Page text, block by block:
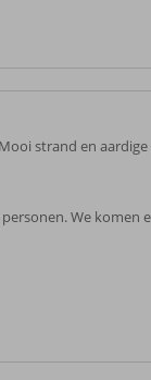
strand en
We komen